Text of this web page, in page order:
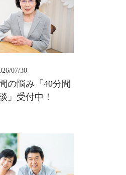
07/30
の悩み「40分間
」受付中！